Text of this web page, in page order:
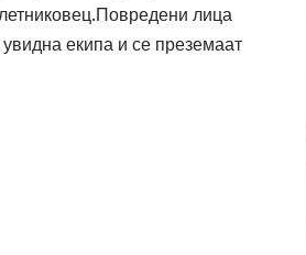
лица
екипа и се преземаат